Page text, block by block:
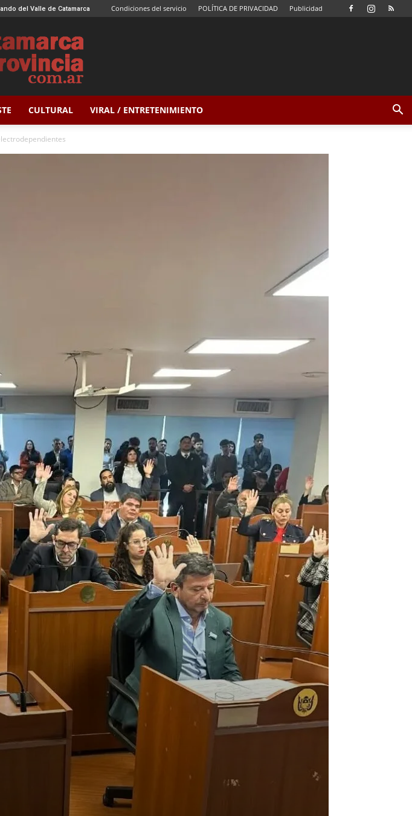
del Valle de Catamarca Condiciones del servicio POLÍTICA DE PRIVACIDAD Publicidad
Catamarca
CULTURAL VIRAL / ENTRETENIMIENTO